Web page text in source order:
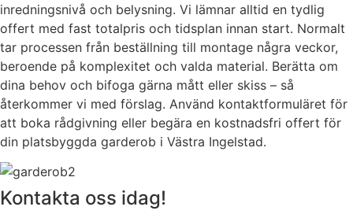
inredningsnivå och belysning. Vi lämnar alltid en tydlig
offert med fast totalpris och tidsplan innan start. Normalt
tar processen från beställning till montage några veckor,
beroende på komplexitet och valda material. Berätta om
dina behov och bifoga gärna mått eller skiss – så
återkommer vi med förslag. Använd kontaktformuläret för
att boka rådgivning eller begära en kostnadsfri offert för
din platsbyggda garderob i Västra Ingelstad.
Kontakta oss idag!